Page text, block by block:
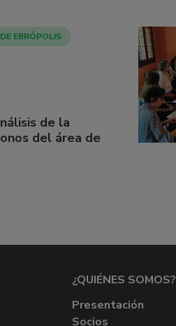
EBRÓPOLIS
de la
del área de
¿QUIÉNES SOMOS?
Presentación
Socios